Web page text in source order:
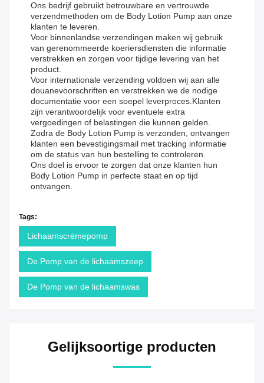
Ons bedrijf gebruikt betrouwbare en vertrouwde
verzendmethoden om de Body Lotion Pump aan onze
klanten te leveren.
Voor binnenlandse verzendingen maken wij gebruik
van gerenommeerde koeriersdiensten die informatie
verstrekken en zorgen voor tijdige levering van het
product.
Voor internationale verzending voldoen wij aan alle
douanevoorschriften en verstrekken we de nodige
documentatie voor een soepel leverproces.Klanten
zijn verantwoordelijk voor eventuele extra
vergoedingen of belastingen die kunnen gelden.
Zodra de Body Lotion Pump is verzonden, ontvangen
klanten een bevestigingsmail met tracking informatie
om de status van hun bestelling te controleren.
Ons doel is ervoor te zorgen dat onze klanten hun
Body Lotion Pump in perfecte staat en op tijd
ontvangen.
Tags:
Lichaamscrèmepomp
De Pomp van de lichaamszeep
De Pomp van de lichaamswas
Gelijksoortige producten